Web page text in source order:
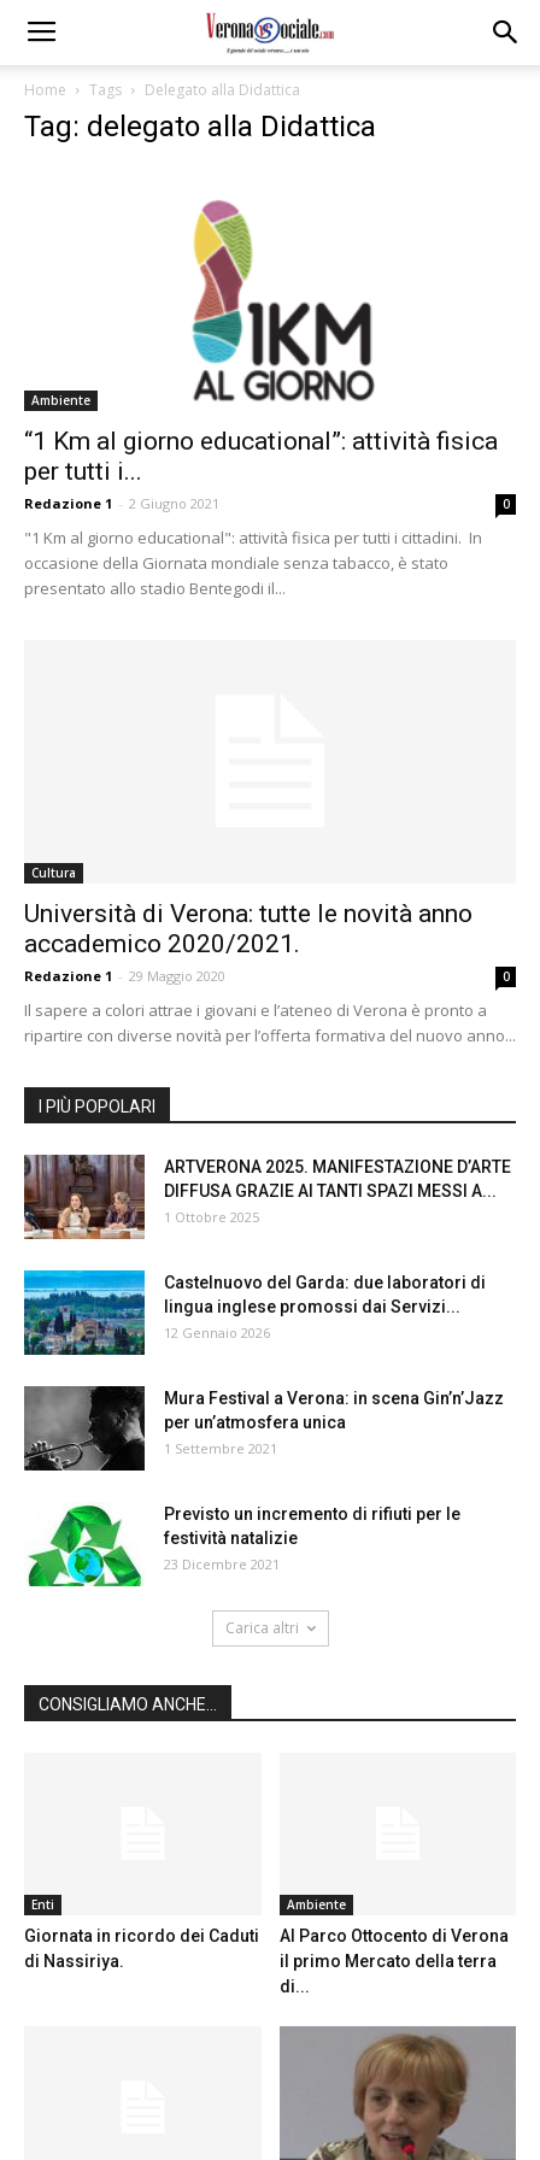
Home Tags Delegato alla Didattica
Tag: delegato alla Didattica
Ambiente
“1 Km al giorno educational”: attività fisica
per tutti i...
Redazione 1 - 2 Giugno 2021 0
"1 Km al giorno educational": attività fisica per tutti i cittadini. In
occasione della Giornata mondiale senza tabacco, è stato
presentato allo stadio Bentegodi il...
Cultura
Università di Verona: tutte le novità anno
accademico 2020/2021.
Redazione 1 - 29 Maggio 2020 0
Il sapere a colori attrae i giovani e l’ateneo di Verona è pronto a
ripartire con diverse novità per l’offerta formativa del nuovo anno...
I PIÙ POPOLARI
ARTVERONA 2025. MANIFESTAZIONE D’ARTE
DIFFUSA GRAZIE AI TANTI SPAZI MESSI A...
1 Ottobre 2025
Castelnuovo del Garda: due laboratori di
lingua inglese promossi dai Servizi...
12 Gennaio 2026
Mura Festival a Verona: in scena Gin’n’Jazz
per un’atmosfera unica
1 Settembre 2021
Previsto un incremento di rifiuti per le
festività natalizie
23 Dicembre 2021
Carica altri
CONSIGLIAMO ANCHE...
Enti
Giornata in ricordo dei Caduti
di Nassiriya.
Ambiente
Al Parco Ottocento di Verona
il primo Mercato della terra
di...